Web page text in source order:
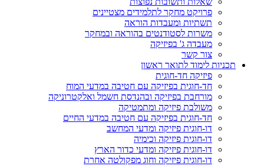
פרויקט מחקר לתלמידים מצטיינים
תשתיות ומעבדות הוראה
משרות לסטודנטים בהוראה ובמחקר
מעבדה ג' בפיזיקה
צור קשר
תכניות לימוד לתואר ראשון
פיזיקה חד-חוגית
חד-חוגית בפיזיקה עם חטיבה במדעי המוח
מורחבת בפיזיקה ובהנדסת חשמל ואלקטרוניקה
משולבת פיזיקה ומתמטיקה
חד-חוגית בפיזיקה עם חטיבה במדעי החיים
דו-חוגית פיזיקה ומדעי המחשב
דו-חוגית פיזיקה וכימיה
דו-חוגית פיזיקה ומדעי כדור הארץ
דו-חוגית פיזיקה וחוג מפקולטה אחרת